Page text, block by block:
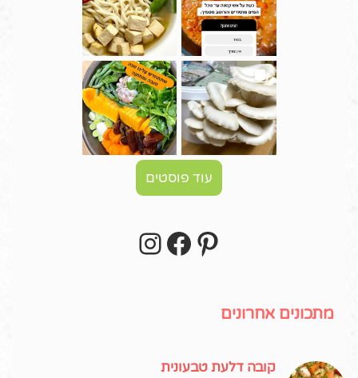
עוד פוסטים
Pinterest
Facebook
מתכונים אחרונים
קובה דלעת טבעונית